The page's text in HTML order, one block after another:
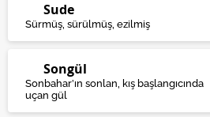
Sude
Sürmüş, sürülmüş, ezilmiş
Songül
Sonbahar’ın sonlan, kış başlangıcında
uçan gül